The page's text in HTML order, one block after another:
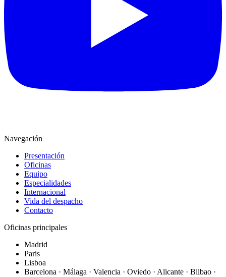
Navegación
Presentación
Oficinas
Equipo
Especialidades
Internacional
Vida del despacho
Contacto
Oficinas principales
Madrid
Paris
Lisboa
Barcelona · Málaga · Valencia · Oviedo · Alicante · Bilbao ·